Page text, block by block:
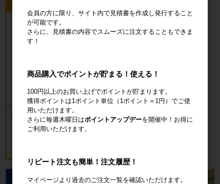
新品 カゴ台車 ロールボックスパレッ
ト(樹脂底板) W850×D650×H1700mm
ブルー
会員の方に限り、サイト内で見積書を作成し発行すること
が可能です。
さらに、見積書の内容でスムーズに注文することもできま
す！
商品購入でポイントが貯まる！使える！
100円以上のお買い上げでポイントが貯まります。
獲得ポイントは1ポイント単位（1ポイント＝1円）でご使
用いただけます。
さらに毎週木曜日はポイントアップデーを開催中！お得に
ご利用いただけます。
リピート注文も簡単！注文履歴！
マイページより過去のご注文一覧を確認いただけます。